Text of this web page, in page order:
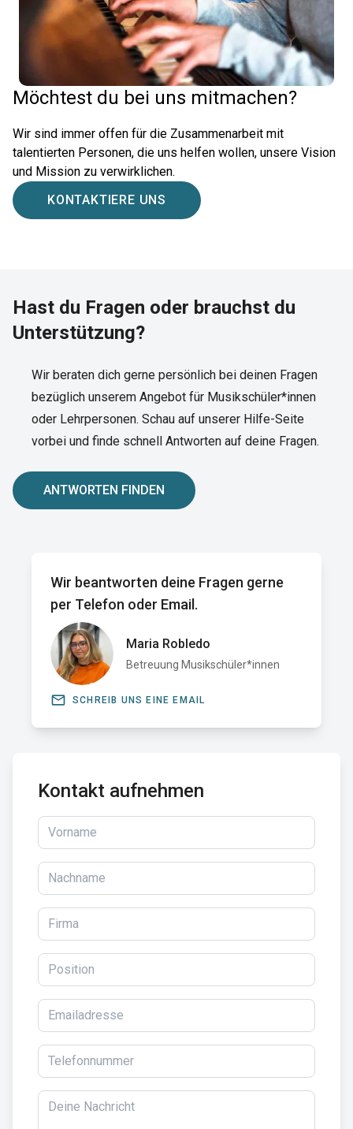
Möchtest du bei uns mitmachen?
Wir sind immer offen für die Zusammenarbeit mit
talentierten Personen, die uns helfen wollen, unsere Vision
und Mission zu verwirklichen.
KONTAKTIERE UNS
Hast du Fragen oder brauchst du
Unterstützung?
Wir beraten dich gerne persönlich bei deinen Fragen
bezüglich unserem Angebot für Musikschüler*innen
oder Lehrpersonen. Schau auf unserer Hilfe-Seite
vorbei und finde schnell Antworten auf deine Fragen.
ANTWORTEN FINDEN
Wir beantworten deine Fragen gerne
per Telefon oder Email.
Maria Robledo
Betreuung Musikschüler*innen
email SCHREIB UNS EINE EMAIL
Kontakt aufnehmen